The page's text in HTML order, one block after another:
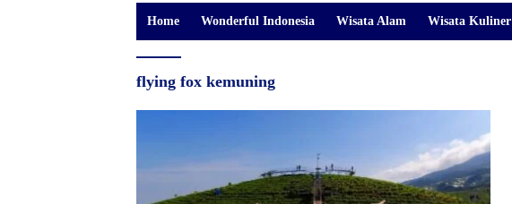
Home Wonderful Indonesia Wisata Alam Wisata Kuliner
flying fox kemuning